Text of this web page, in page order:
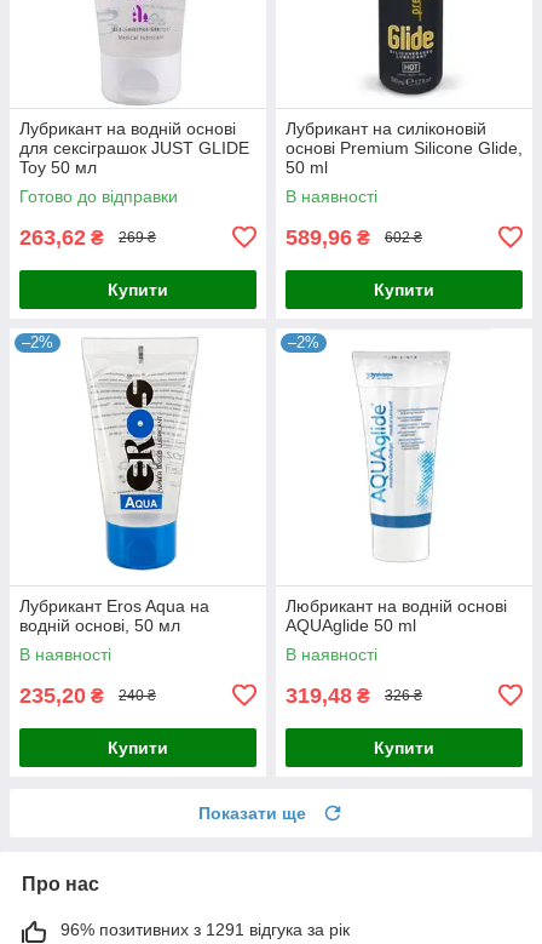
Лубрикант на водній основі
для сексіграшок JUST GLIDE
Toy 50 мл
Готово до відправки
263,62 ₴ 269 ₴
Купити
Лубрикант на силіконовій
основі Premium Silicone Glide,
50 ml
В наявності
589,96 ₴ 602 ₴
Купити
–2%
Лубрикант Eros Aqua на
водній основі, 50 мл
В наявності
235,20 ₴ 240 ₴
Купити
–2%
Любрикант на водній основі
AQUAglide 50 ml
В наявності
319,48 ₴ 326 ₴
Купити
Показати ще
Про нас
96% позитивних з 1291 відгука за рік